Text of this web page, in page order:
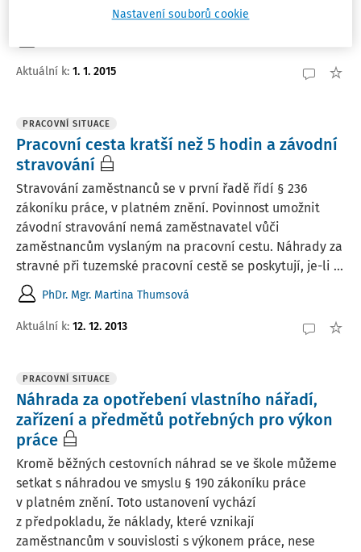
v cizí měně je doba přechodu státní hranice České ...
Aktuální k: 1. 1. 2015
PRACOVNÍ SITUACE
Pracovní cesta kratší než 5 hodin a závodní
stravování
Stravování zaměstnanců se v první řadě řídí § 236
zákoníku práce, v platném znění. Povinnost umožnit
závodní stravování nemá zaměstnavatel vůči
zaměstnancům vyslaným na pracovní cestu. Náhrady za
stravné při tuzemské pracovní cestě se poskytují, je-li ...
PhDr. Mgr. Martina Thumsová
Aktuální k: 12. 12. 2013
PRACOVNÍ SITUACE
Náhrada za opotřebení vlastního nářadí,
zařízení a předmětů potřebných pro výkon
práce
Kromě běžných cestovních náhrad se ve škole můžeme
setkat s náhradou ve smyslu § 190 zákoníku práce
v platném znění. Toto ustanovení vychází
z předpokladu, že náklady, které vznikají
zaměstnancům v souvislosti s výkonem práce, nese
Nastavení souborů cookie